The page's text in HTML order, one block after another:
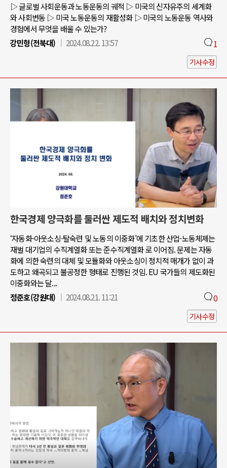
▷ 글로벌 사회운동과 노동운동의 궤적 ▷ 미국의 신자유주의 세계화
와 사회변동 ▷ 미국 노동운동의 재활성화 ▷ 미국의 노동운동 역사와
경험에서 무엇을 배울 수 있는가?
강민형(전북대)
2024.08.22. 13:57 1
기사수정
한국경제 양극화를 둘러싼 제도적 배치와 정치변화
‘자동화-아웃소싱-탈숙련 및 노동의 이중화’에 기초한 산업-노동체제는
재벌 대기업의 수직계열화 또는 준수직계열화 로 이어짐. 문제는 자동
화에 의한 숙련의 대체 및 모듈화와 아웃소싱이 정치적 매개가 없이 과
도하고 왜곡되고 불공정한 형태로 진행된 것임. EU 국가들의 제도화된
이중화와는 달...
정준호(강원대)
2024.08.21. 11:21 0
기사수정